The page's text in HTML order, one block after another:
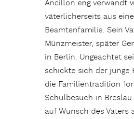
Ancillon eng verwandt
väterlicherseits aus
Beamtenfamilie. Sein
Münzmeister, später
in Berlin. Ungeachtet
schickte sich der junge
die Familientradition
Schulbesuch in
auf Wunsch des Vaters